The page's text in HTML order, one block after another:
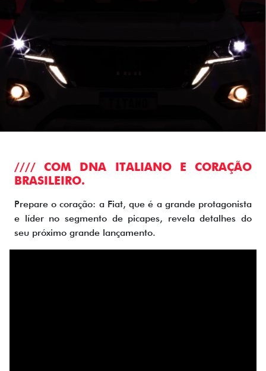
//// COM DNA ITALIANO E CORAÇÃO
BRASILEIRO.
Prepare o coração: a Fiat, que é a grande protagonista
e líder no segmento de picapes, revela detalhes do
seu próximo grande lançamento.